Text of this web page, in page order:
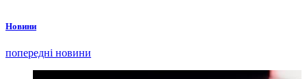
Новини
попередні новини